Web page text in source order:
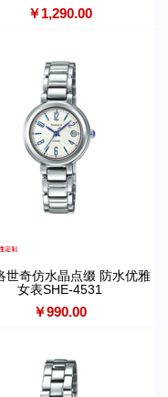
￥1,290.00
世奇仿水晶点缀 防水优雅
女表SHE-4531
￥990.00